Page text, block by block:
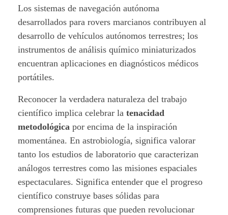
Los sistemas de navegación autónoma
desarrollados para rovers marcianos contribuyen al
desarrollo de vehículos autónomos terrestres; los
instrumentos de análisis químico miniaturizados
encuentran aplicaciones en diagnósticos médicos
portátiles.
Reconocer la verdadera naturaleza del trabajo
científico implica celebrar la tenacidad
metodológica por encima de la inspiración
momentánea. En astrobiología, significa valorar
tanto los estudios de laboratorio que caracterizan
análogos terrestres como las misiones espaciales
espectaculares. Significa entender que el progreso
científico construye bases sólidas para
comprensiones futuras que pueden revolucionar